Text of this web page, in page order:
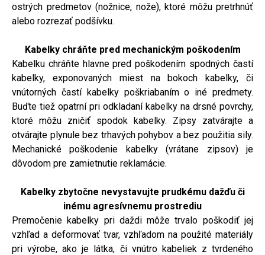
ostrých predmetov (nožnice, nože), ktoré môžu pretrhnúť
alebo rozrezať podšívku.
Kabelky chráňte pred mechanickým poškodením
Kabelku chráňte hlavne pred poškodením spodných častí
kabelky, exponovaných miest na bokoch kabelky, či
vnútorných častí kabelky poškriabaním o iné predmety.
Buďte tiež opatrní pri odkladaní kabelky na drsné povrchy,
ktoré môžu zničiť spodok kabelky. Zipsy zatvárajte a
otvárajte plynule bez trhavých pohybov a bez použitia sily.
Mechanické poškodenie kabelky (vrátane zipsov) je
dôvodom pre zamietnutie reklamácie.
Kabelky zbytočne nevystavujte prudkému dažďu či
inému agresívnemu prostrediu
Premočenie kabelky pri daždi môže trvalo poškodiť jej
vzhľad a deformovať tvar, vzhľadom na použité materiály
pri výrobe, ako je látka, či vnútro kabeliek z tvrdeného